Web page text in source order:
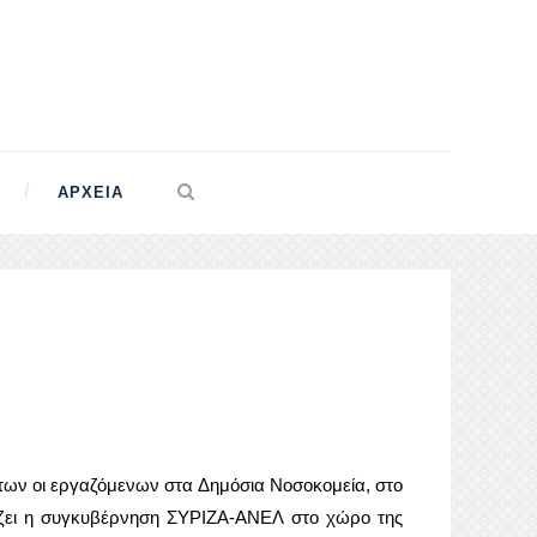
ΑΡΧΕΊΑ
οι εργαζόμενων στα Δημόσια Νοσοκομεία, στο
η συγκυβέρνηση ΣΥΡΙΖΑ-ΑΝΕΛ στο χώρο της